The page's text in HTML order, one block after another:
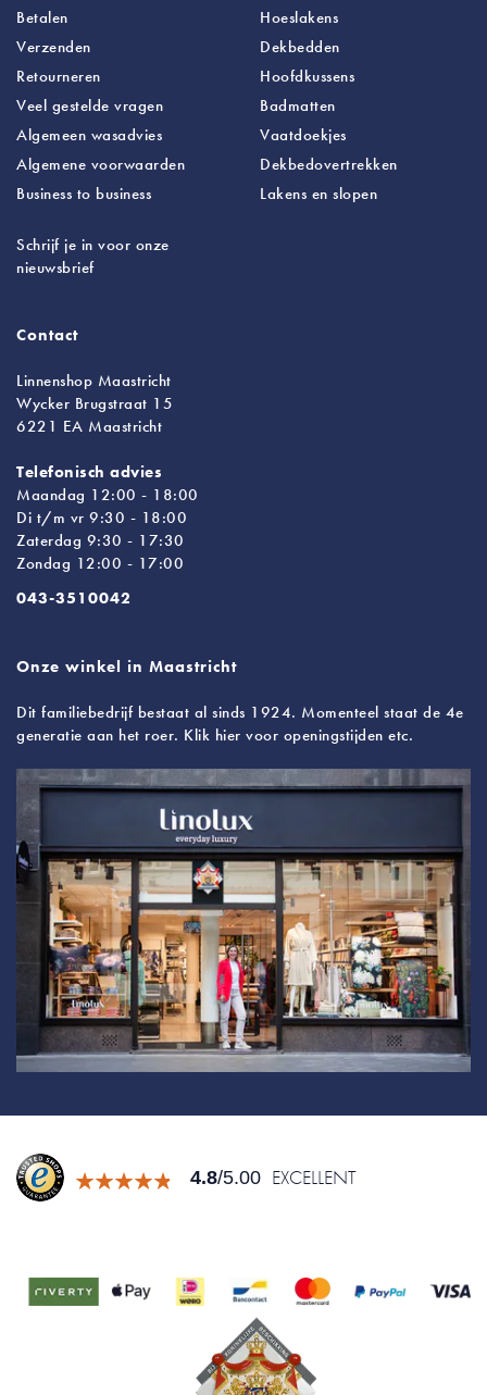
Betalen
Verzenden
Retourneren
Veel gestelde vragen
Algemeen wasadvies
Algemene voorwaarden
Business to business
Schrijf je in voor onze
nieuwsbrief
Hoeslakens
Dekbedden
Hoofdkussens
Badmatten
Vaatdoekjes
Dekbedovertrekken
Lakens en slopen
Contact
Linnenshop Maastricht
Wycker Brugstraat 15
6221 EA Maastricht
Telefonisch advies
Maandag 12:00 - 18:00
Di t/m vr 9:30 - 18:00
Zaterdag 9:30 - 17:30
Zondag 12:00 - 17:00
043-3510042
Onze winkel in Maastricht
Dit familiebedrijf bestaat al sinds 1924. Momenteel staat de 4e
generatie aan het roer. Klik hier voor openingstijden etc.
4.8/5.00 EXCELLENT